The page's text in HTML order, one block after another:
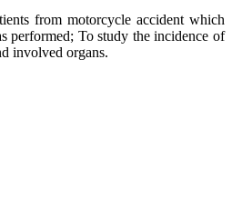
from motorcycle accident which
performed; To study the incidence of
involved organs.